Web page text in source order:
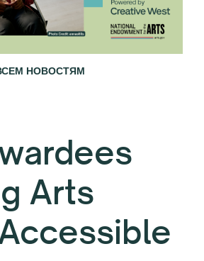
НОВОСТЯМ
Arts